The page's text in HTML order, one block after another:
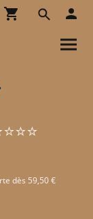
dès 59,50 €